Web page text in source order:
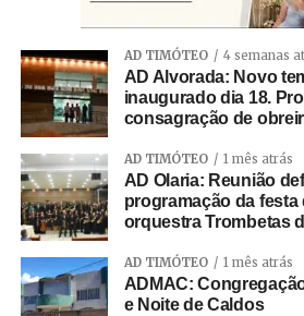
AD TIMÓTEO 4 semanas
AD Alvorada: Novo
inaugurado dia 18.
consagração de
AD TIMÓTEO 1 mês atrás
AD Olaria: Reunião
programação da festa
orquestra Trombetas
AD TIMÓTEO 1 mês atrás
ADMAC:
e Noite de Caldos